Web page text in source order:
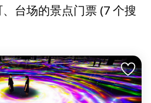
台场的景点门票 (7 个搜